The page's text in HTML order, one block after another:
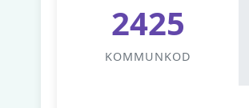
2425
KOMMUNKOD